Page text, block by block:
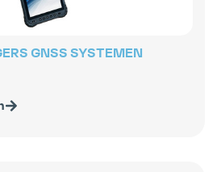
GNSS SYSTEMEN